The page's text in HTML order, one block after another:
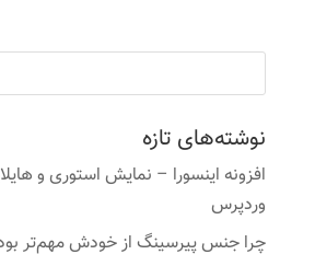
نوشته‌های تازه
افزونه اینسورا – نمایش استوری و
وردپرس
چرا جنس پیرسینگ از خودش مهم‌تر